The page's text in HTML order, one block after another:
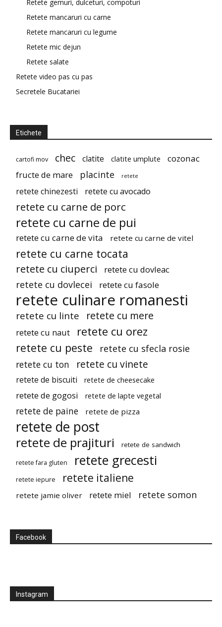
Retete gemuri, dulceturi, compoturi
Retete mancaruri cu carne
Retete mancaruri cu legume
Retete mic dejun
Retete salate
Retete video pas cu pas
Secretele Bucatariei
Etichete
cartofi mov chec clatite clatite umplute
cozonac
fructe de mare
placinte retete
retete chinezesti retete cu avocado
retete cu carne de porc
retete cu carne de pui
retete cu carne de vita retete cu carne de vitel
retete cu carne tocata
retete cu ciuperci retete cu dovleac
retete cu dovlecei retete cu fasole
retete culinare romanesti
retete cu linte retete cu mere
retete cu naut
retete cu orez
retete cu peste
retete cu sfecla rosie
retete cu ton
retete cu vinete
retete de biscuiti retete de cheesecake
retete de gogosi retete de lapte vegetal
retete de paine retete de pizza
retete de post
retete de prajituri retete de sandwich
retete fara gluten retete grecesti
retete iepure retete italiene
retete jamie oliver retete miel retete somon
Facebook
Instagram